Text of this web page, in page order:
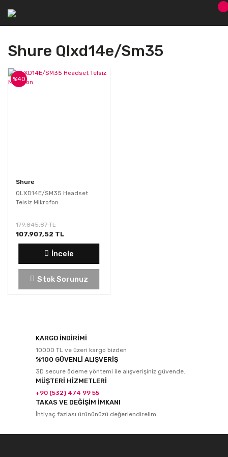
Shure Qlxd14e/sm35
Shure
QLXD14E/SM35 Headset
Telsiz Mikrofon
%40
179.845,87 TL
107.907,52 TL
İncele
Stok Sorunuz
KARGO İNDİRİMİ
10000 TL ve üzeri kargo bizden
%100 GÜVENLİ ALIŞVERİŞ
3D secure ödeme yöntemi ile alışverişiniz güvende.
MÜŞTERİ HİZMETLERİ
+90 (532) 474 99 55
TAKAS VE DEĞİŞİM İMKANI
İhtiyaç fazlası ürününüzü değerlendirelim.